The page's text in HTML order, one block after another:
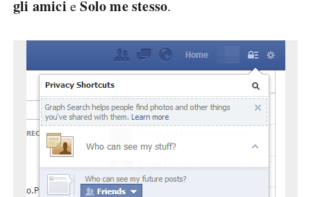
gli amici eSolo me stesso.